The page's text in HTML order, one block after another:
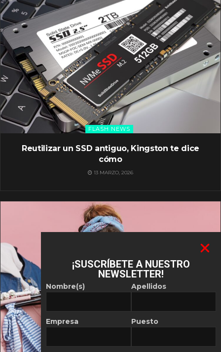
FLASH NEWS
Reutilizar un SSD antiguo, Kingston te dice
cómo
13 MARZO, 2026
¡SUSCRÍBETE A NUESTRO
NEWSLETTER!
Nombre(s)
Empresa
Apellidos
Puesto